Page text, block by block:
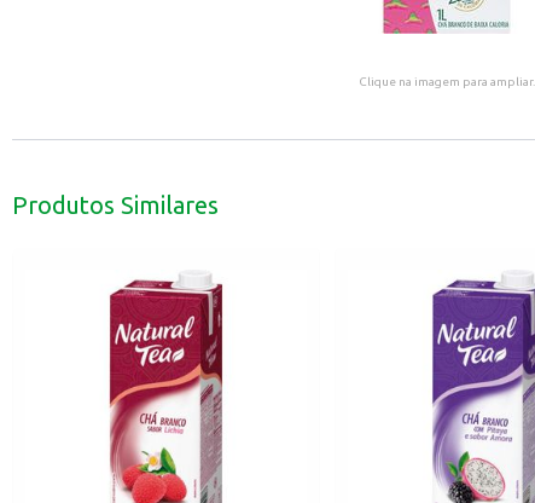
Clique na imagem para ampliar.
Produtos Similares